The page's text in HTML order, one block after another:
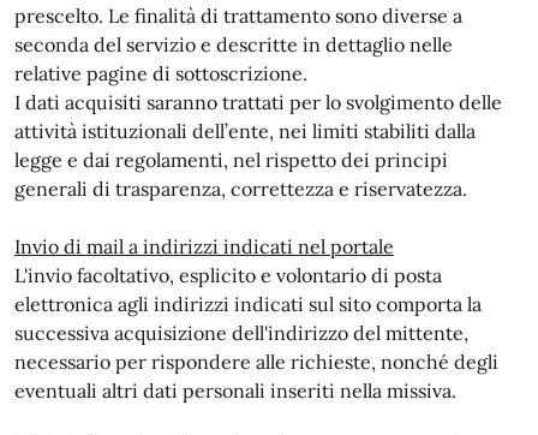
prescelto. Le finalità di trattamento sono diverse a
seconda del servizio e descritte in dettaglio nelle
relative pagine di sottoscrizione.
I dati acquisiti saranno trattati per lo svolgimento delle
attività istituzionali dell’ente, nei limiti stabiliti dalla
legge e dai regolamenti, nel rispetto dei principi
generali di trasparenza, correttezza e riservatezza.
Invio di mail a indirizzi indicati nel portale
L'invio facoltativo, esplicito e volontario di posta
elettronica agli indirizzi indicati sul sito comporta la
successiva acquisizione dell'indirizzo del mittente,
necessario per rispondere alle richieste, nonché degli
eventuali altri dati personali inseriti nella missiva.